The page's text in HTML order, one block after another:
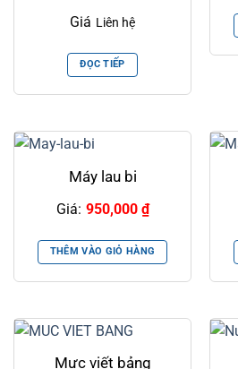
Giá Liên hệ
ĐỌC TIẾP
Máy lau bi
Giá: 950,000 ₫
THÊM VÀO GIỎ HÀNG
Mực viết bảng